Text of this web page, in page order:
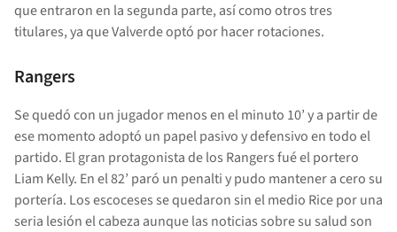
que entraron en la segunda parte, así como otros tres
titulares, ya que Valverde optó por hacer rotaciones.
Rangers
Se quedó con un jugador menos en el minuto 10’ y a partir de
ese momento adoptó un papel pasivo y defensivo en todo el
partido. El gran protagonista de los Rangers fué el portero
Liam Kelly. En el 82’ paró un penalti y pudo mantener a cero su
portería. Los escoceses se quedaron sin el medio Rice por una
seria lesión el cabeza aunque las noticias sobre su salud son